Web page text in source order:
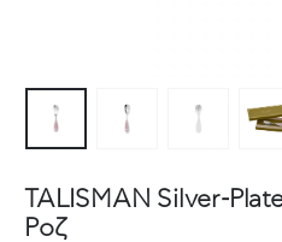
TALISMAN Silver-
Ροζ